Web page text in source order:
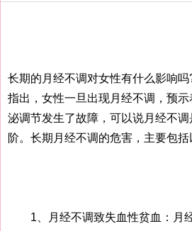
长期的月经不调对女性有什么影响
指出，女性一旦出现月经不调，预
泌调节发生了故障，可以说月经不
阶。长期月经不调的危害，主要包括
1、月经不调致失血性贫血：月